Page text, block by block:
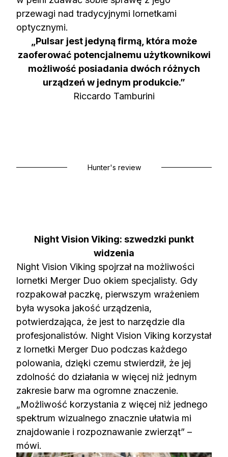
przewagi nad tradycyjnymi lornetkami
optycznymi.
„Pulsar jest jedyną firmą, która może
zaoferować potencjalnemu użytkownikowi
możliwość posiadania dwóch różnych
urządzeń w jednym produkcie.”
Riccardo Tamburini
Hunter's review
Night Vision Viking: szwedzki punkt
widzenia
Night Vision Viking spojrzał na możliwości
lornetki Merger Duo okiem specjalisty. Gdy
rozpakował paczkę, pierwszym wrażeniem
była wysoka jakość urządzenia,
potwierdzająca, że jest to narzędzie dla
profesjonalistów. Night Vision Viking korzystał
z lornetki Merger Duo podczas każdego
polowania, dzięki czemu stwierdził, że jej
zdolność do działania w więcej niż jednym
zakresie barw ma ogromne znaczenie.
„Możliwość korzystania z więcej niż jednego
spektrum wizualnego znacznie ułatwia mi
znajdowanie i rozpoznawanie zwierząt” –
mówi.